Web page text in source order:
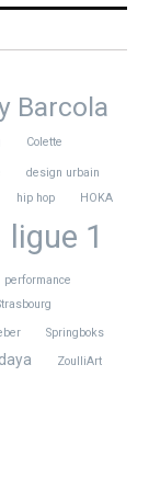
Barcola
Colette
design urbain
hip hop HOKA
ligue 1
performance
Springboks
ZoulliArt